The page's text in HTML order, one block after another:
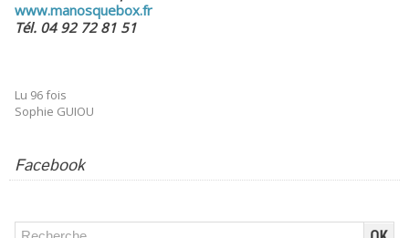
www.manosquebox.fr
Tél. 04 92 72 81 51
Lu 96 fois
Sophie GUIOU
Facebook